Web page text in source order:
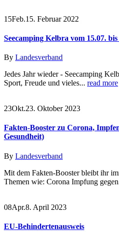
15Feb.15. Februar 2022
Seecamping Kelbra vom 15.07. bis
By Landesverband
Jedes Jahr wieder - Seecamping
Sport, Freude und vieles... read more
23Okt.23. Oktober 2023
Fakten-Booster zu Corona,
Gesundheit)
By Landesverband
Mit dem Fakten-Booster bleibt ihr
Themen wie: Corona Impfung
08Apr.8. April 2023
EU-Behindertenausweis